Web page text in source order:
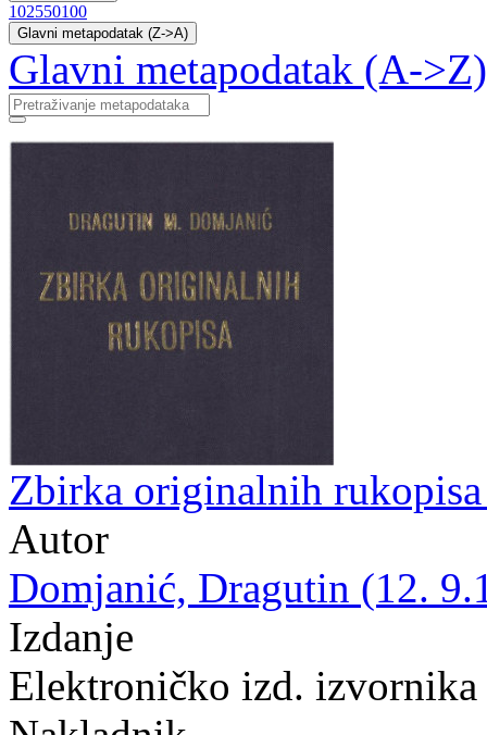
102550100
Glavni metapodatak (Z->A)
Glavni metapodatak (A->Z)
Zbirka originalnih
Autor
Domjanić, Dragutin (12.
Izdanje
Elektroničko izd. izvornika